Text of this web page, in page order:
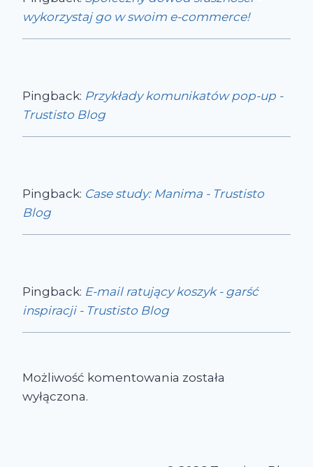
wykorzystaj go w swoim e-commerce!
Pingback: Przykłady komunikatów pop-up -
Trustisto Blog
Pingback: Case study: Manima - Trustisto
Blog
Pingback: E-mail ratujący koszyk - garść
inspiracji - Trustisto Blog
Możliwość komentowania została
wyłączona.